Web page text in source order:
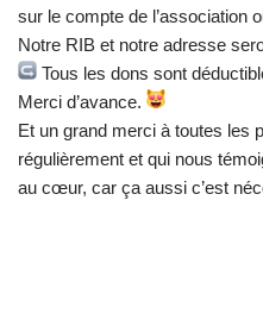
sur le compte de l’association
Notre RIB et notre adresse
Tous les dons sont
Merci d’avance.
Et un grand merci à toutes les
régulièrement et qui nous
au cœur, car ça aussi c’est